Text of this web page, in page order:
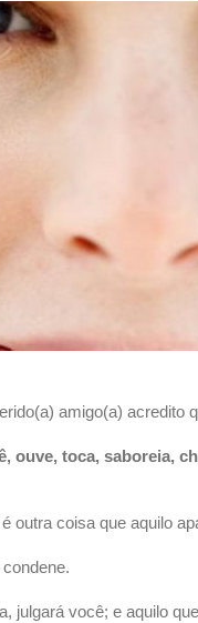
amigo(a) acredito
ouve, toca, saboreia,
outra coisa que aquilo
julgará você; e aquilo